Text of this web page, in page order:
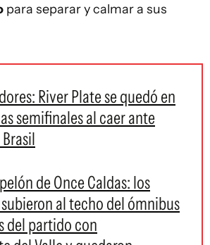
para separar y calmar a sus
River Plate se quedó en
semifinales al caer ante
de Once Caldas: los
al techo del ómnibus
del partido con